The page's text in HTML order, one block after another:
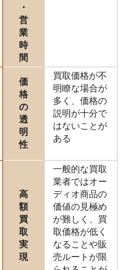
・
営
業
時
間
価
格
の
透
明
性
買取価格が不
明瞭な場合が
多く、価格の
説明が十分で
はないことが
ある
高
額
買
取
実
現
一般的な買取
業者ではオー
ディオ商品の
価値の見極め
が難しく、買
取価格が低く
なることや販
売ルートが限